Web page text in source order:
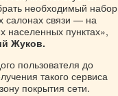
необходимый набор
салонах связи — на
населенных пунктах»,
Жуков.
пользователя до
такого сервиса
покрытия сети.